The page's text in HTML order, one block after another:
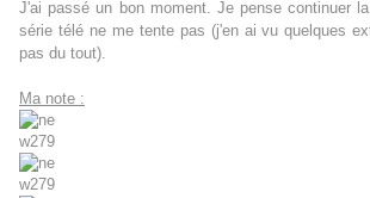
J'ai passé un bon moment. Je pense continuer
série télé ne me tente pas (j'en ai vu quelques
pas du tout).
Ma note :